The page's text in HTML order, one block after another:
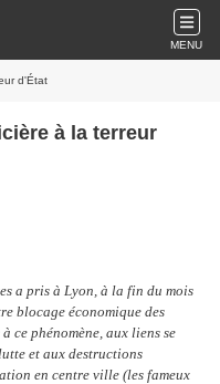
MENU
d'État
à la terreur
a pris à Lyon, à la fin du mois
blocage économique des
ce phénomène, aux liens se
et aux destructions
en centre ville (les fameux